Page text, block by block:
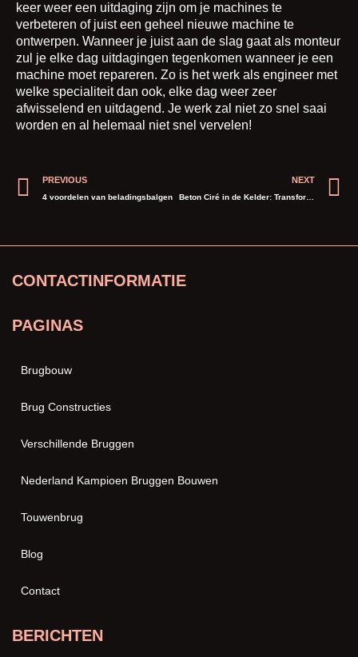
keer weer een uitdaging zijn om je machines te
verbeteren of juist een geheel nieuwe machine te
ontwerpen. Wanneer je juist aan de slag gaat als monteur
zul je elke dag uitdagingen tegenkomen wanneer je een
machine moet repareren. Zo is het werk als engineer met
welke specialiteit dan ook, elke dag weer zeer
afwisselend en uitdagend. Je werk zal niet zo snel saai
worden en al helemaal niet snel vervelen!
Prev
PREVIOUS
4 voordelen van beladingsbalgen
NEXT
Beton Ciré in de Kelder: Transformeer deze Ruimte tot een Bruikbare en Trendy Plek
CONTACTINFORMATIE
PAGINAS
Brugbouw
Brug Constructies
Verschillende Bruggen
Nederland Kampioen Bruggen Bouwen
Touwenbrug
Blog
Contact
BERICHTEN